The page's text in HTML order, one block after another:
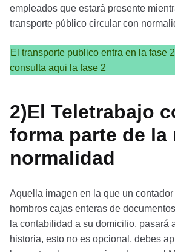
empleados que estará presente
transporte público circular con
El transporte publico entra en la fase
consulta aqui la fase 2
2)El Teletrabajo
forma parte de la
normalidad
Aquella imagen en la que un
hombros cajas enteras de
la contabilidad a su domicilio, pasará
historia, esto no es opcional, debes